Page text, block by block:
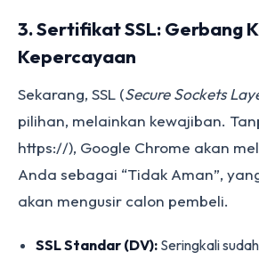
3. Sertifikat SSL: Gerbang
Kepercayaan
Sekarang, SSL (Secure Sockets
pilihan, melainkan kewajiban.
https://), Google Chrome akan
Anda sebagai “Tidak Aman”,
akan mengusir calon pembeli.
SSL Standar (DV): Seringkali